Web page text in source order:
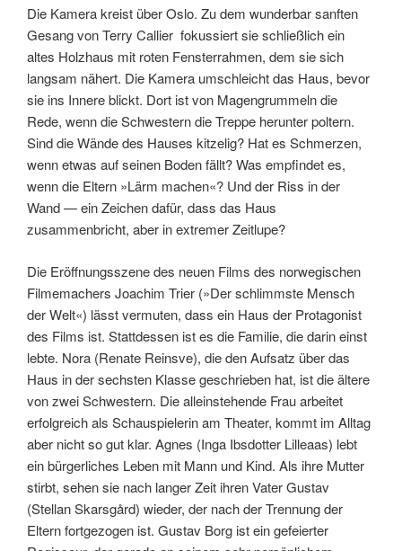
Die Kamera kreist über Oslo. Zu dem wunderbar sanften
Gesang von Terry Callier fokussiert sie schließlich ein
altes Holzhaus mit roten Fensterrahmen, dem sie sich
langsam nähert. Die Kamera umschleicht das Haus, bevor
sie ins Innere blickt. Dort ist von Magengrummeln die
Rede, wenn die Schwestern die Treppe herunter poltern.
Sind die Wände des Hauses kitzelig? Hat es Schmerzen,
wenn etwas auf seinen Boden fällt? Was emp­findet es,
wenn die Eltern »Lärm machen«? Und der Riss in der
Wand — ein Zeichen dafür, dass das Haus
zusammenbricht, aber in extremer Zeitlupe?
Die Eröffnungsszene des neuen Films des norwegischen
Filmemachers Joachim Trier (»Der schlimmste Mensch
der Welt«) lässt vermuten, dass ein Haus der Protagonist
des Films ist. Stattdessen ist es die Familie, die darin einst
lebte. Nora (Renate Reinsve), die den Aufsatz über das
Haus in der sechsten Klasse geschrieben hat, ist die ältere
von zwei Schwes­tern. Die alleinstehende Frau arbeitet
erfolgreich als Schauspie­lerin am Theater, kommt im Alltag
aber nicht so gut klar. Agnes (Inga Ibsdotter Lilleaas) lebt
ein bürgerliches Leben mit Mann und Kind. Als ihre Mutter
stirbt, sehen sie nach langer Zeit ihren Vater Gustav
(Stellan Skarsgård) wieder, der nach der Trennung der
Eltern fortgezogen ist. Gustav Borg ist ein gefeierter